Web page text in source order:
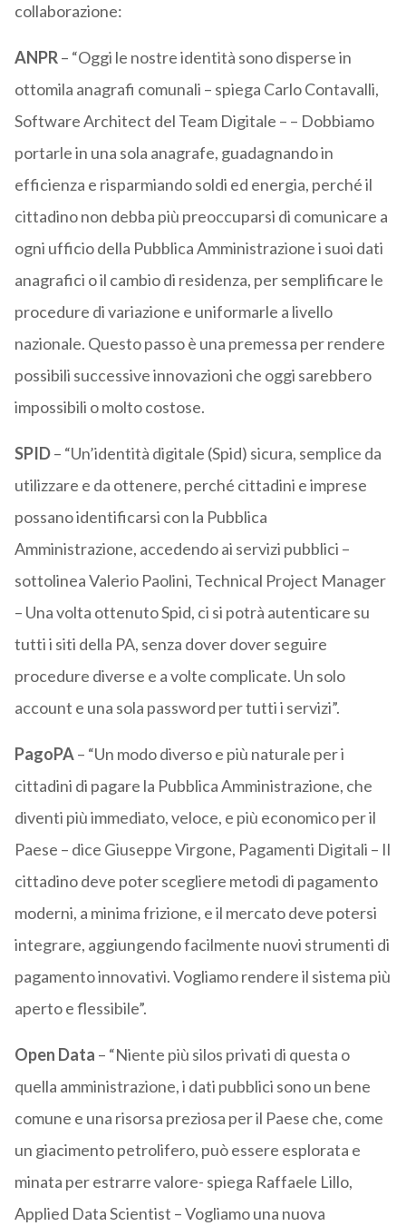
collaborazione:
ANPR– “Oggi le nostre identità sono disperse in
ottomila anagrafi comunali – spiega Carlo Contavalli,
Software Architect del Team Digitale – – Dobbiamo
portarle in una sola anagrafe, guadagnando in
efficienza e risparmiando soldi ed energia, perché il
cittadino non debba più preoccuparsi di comunicare a
ogni ufficio della Pubblica Amministrazione i suoi dati
anagrafici o il cambio di residenza, per semplificare le
procedure di variazione e uniformarle a livello
nazionale. Questo passo è una premessa per rendere
possibili successive innovazioni che oggi sarebbero
impossibili o molto costose.
SPID– “Un’identità digitale (Spid) sicura, semplice da
utilizzare e da ottenere, perché cittadini e imprese
possano identificarsi con la Pubblica
Amministrazione, accedendo ai servizi pubblici –
sottolinea Valerio Paolini, Technical Project Manager
– Una volta ottenuto Spid, ci si potrà autenticare su
tutti i siti della PA, senza dover dover seguire
procedure diverse e a volte complicate. Un solo
account e una sola password per tutti i servizi”.
PagoPA– “Un modo diverso e più naturale per i
cittadini di pagare la Pubblica Amministrazione, che
diventi più immediato, veloce, e più economico per il
Paese – dice Giuseppe Virgone, Pagamenti Digitali – Il
cittadino deve poter scegliere metodi di pagamento
moderni, a minima frizione, e il mercato deve potersi
integrare, aggiungendo facilmente nuovi strumenti di
pagamento innovativi. Vogliamo rendere il sistema più
aperto e flessibile”.
Open Data – “Niente più silos privati di questa o
quella amministrazione, i dati pubblici sono un bene
comune e una risorsa preziosa per il Paese che, come
un giacimento petrolifero, può essere esplorata e
minata per estrarre valore- spiega Raffaele Lillo,
Applied Data Scientist – Vogliamo una nuova